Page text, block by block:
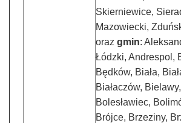
Skierniewice,
Mazowiecki,
oraz gmin:
Łódzki, Andrespol,
Będków, Biała,
Białaczów,
Bolesławiec,
Brójce, Brzeziny,